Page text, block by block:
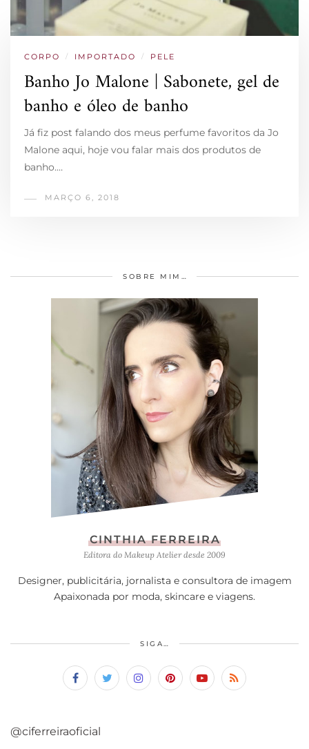
CORPO / IMPORTADO / PELE
Banho Jo Malone | Sabonete, gel de
banho e óleo de banho
Já fiz post falando dos meus perfume favoritos da Jo
Malone aqui, hoje vou falar mais dos produtos de
banho.…
MARÇO 6, 2018
SOBRE MIM…
CINTHIA FERREIRA
Editora do Makeup Atelier desde 2009
Designer, publicitária, jornalista e consultora de imagem
Apaixonada por moda, skincare e viagens.
SIGA…
@ciferreiraoficial